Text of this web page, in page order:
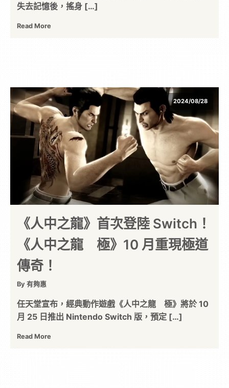
失去記憶後，搖身 […]
Read More
2024/08/28
《人中之龍》首次登陸 Switch！
《人中之龍 極》10 月重現極道
傳奇！
By 有夠惠
任天堂宣布，經典動作遊戲《人中之龍 極》將於 10
月 25 日推出 Nintendo Switch 版，預定 […]
Read More